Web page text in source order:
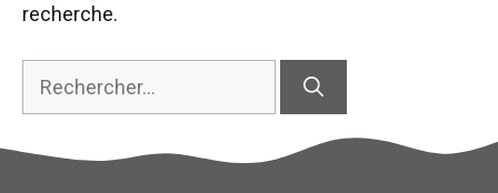
recherche.
Rechercher :